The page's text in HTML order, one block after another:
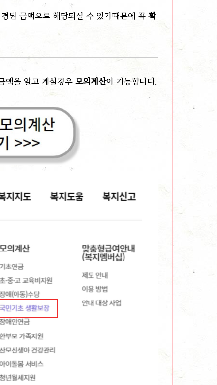
된 금액으로 해당되실 수 있기때문에 꼭 확
액을 알고 계실경우 모의계산이 가능합니다.